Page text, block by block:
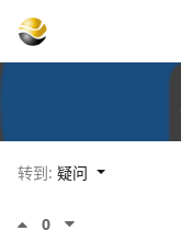
转到: 疑问
0